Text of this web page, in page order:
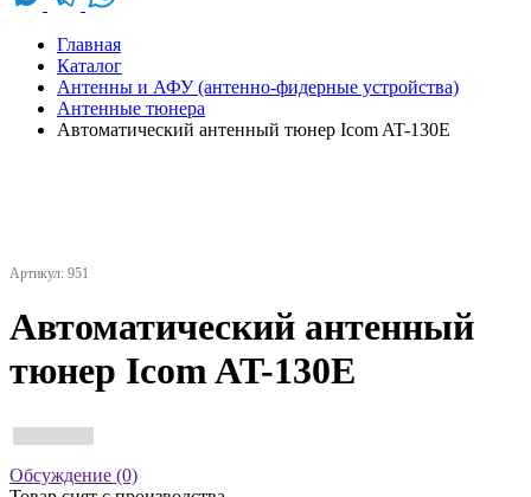
Главная
Каталог
Антенны и АФУ (антенно-фидерные устройства)
Антенные тюнера
Автоматический антенный тюнер Icom AT-130E
Артикул: 951
Автоматический антенный
тюнер Icom AT-130E
Обсуждение (0)